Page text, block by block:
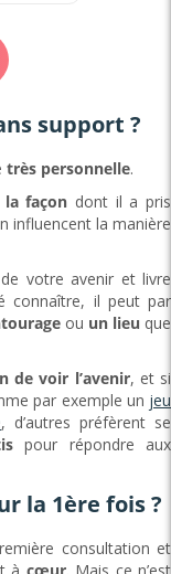
support ?
très personnelle.
la façon dont il a pris
influencent la manière
votre avenir et livre
connaître, il peut par
ou un lieu que
de voir l’avenir, et si
par exemple un jeu
, d’autres préfèrent se
pour répondre aux
la 1ère fois ?
consultation et
à cœur. Mais ce n’est